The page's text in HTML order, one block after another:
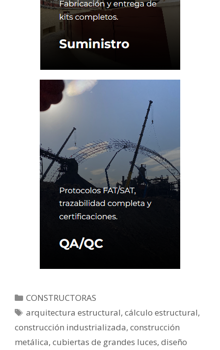
CONSTRUCTORAS
arquitectura estructural,cálculo estructural,
construcción industrializada, construcción
metálica, cubiertas de grandes luces, diseño